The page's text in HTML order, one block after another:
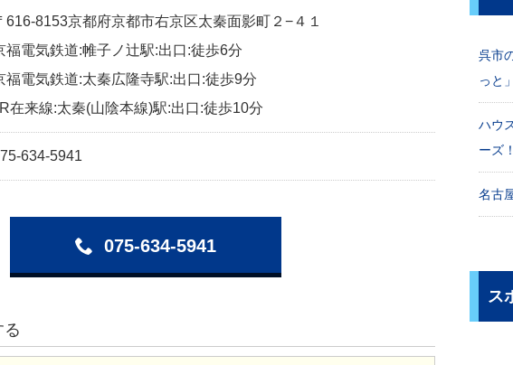
616-8153京都府京都市右京区太秦面影町２−４１
福電気鉄道:帷子ノ辻駅:出口:徒歩6分
福電気鉄道:太秦広隆寺駅:出口:徒歩9分
在来線:太秦(山陰本線)駅:出口:徒歩10分
634-5941
075-634-5941
る
呉市
っと」
ハウ
ーズ！
名古
ス